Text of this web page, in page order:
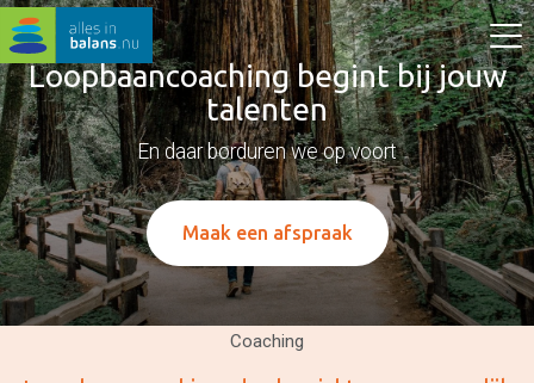
Loopbaancoaching begint bij jouw
talenten
En daar borduren we op voort
Maak een afspraak
Coaching